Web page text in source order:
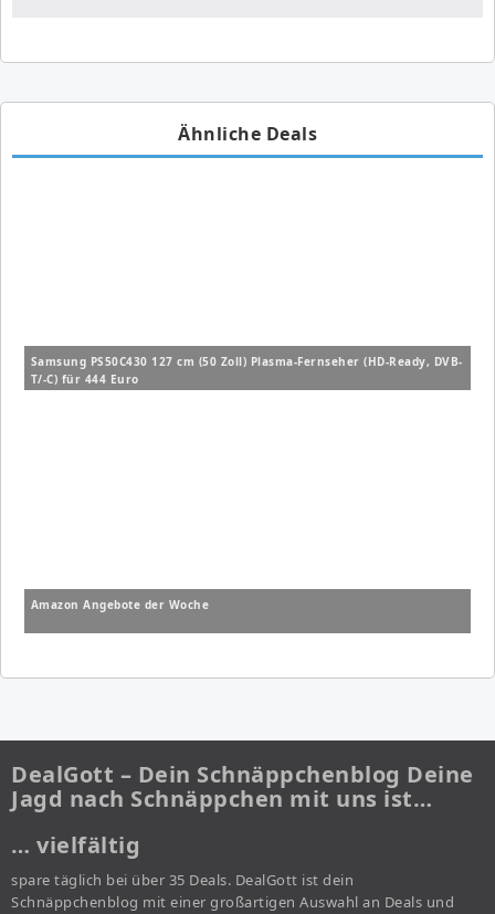
Ähnliche Deals
Samsung PS50C430 127 cm (50 Zoll) Plasma-Fernseher (HD-Ready, DVB-
T/-C) für 444 Euro
Amazon Angebote der Woche
DealGott – Dein Schnäppchenblog Deine
Jagd nach Schnäppchen mit uns ist…
… vielfältig
spare täglich bei über 35 Deals. DealGott ist dein
Schnäppchenblog mit einer großartigen Auswahl an Deals und